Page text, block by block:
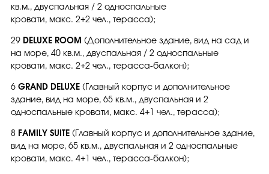
кв.м., двуспальная / 2 односпальные
кровати, макс. 2+2 чел., терасса);
29 DELUXE ROOM (Дополнительное здание, вид на сад и
на море, 40 кв.м., двуспальная / 2 односпальные
кровати, макс. 2+2 чел., терасса-балкон);
6 GRAND DELUXE (Главный корпус и дополнительное
здание, вид на море, 65 кв.м., двуспальная и 2
односпальные кровати, макс. 4+1 чел., терасса);
8 FAMILY SUITE (Главный корпус и дополнительное здание,
вид на море, 65 кв.м., двуспальная и 2 односпальные
кровати, макс. 4+1 чел., терасса-балкон);